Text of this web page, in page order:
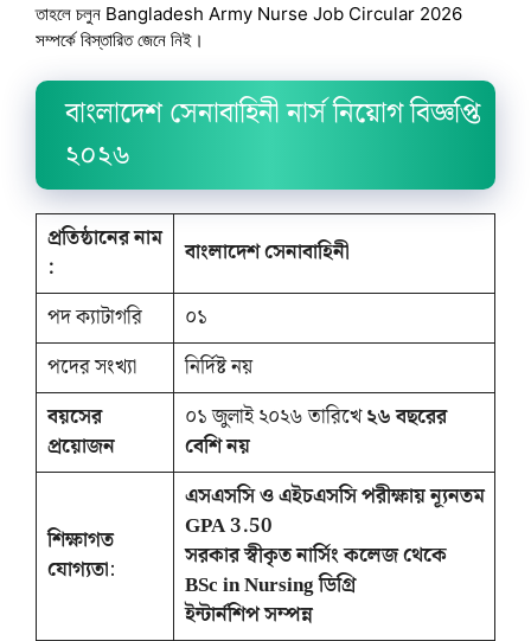
তাহলে চলুন Bangladesh Army Nurse Job Circular 2026
সম্পর্কে বিস্তারিত জেনে নিই।
বাংলাদেশ সেনাবাহিনী নার্স নিয়োগ বিজ্ঞপ্তি
২০২৬
প্রতিষ্ঠানের নাম
:
বাংলাদেশ সেনাবাহিনী
পদ ক্যাটাগরি
০১
পদের সংখ্যা
নির্দিষ্ট নয়
বয়সের
প্রয়োজন
০১ জুলাই ২০২৬ তারিখে২৬ বছরের
বেশি নয়
শিক্ষাগত
যোগ্যতা:
এসএসসি ও এইচএসসি পরীক্ষায় ন্যূনতম
GPA 3.50
সরকার স্বীকৃত নার্সিং কলেজ থেকে
BSc in Nursing ডিগ্রি
ইন্টার্নশিপ সম্পন্ন